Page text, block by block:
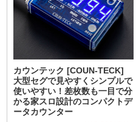
カウンテック [COUN-TECK]
大型セグで見やすくシンプルで
使いやすい！差枚数も一目で分
かる家スロ設計のコンパクトデ
ータカウンター